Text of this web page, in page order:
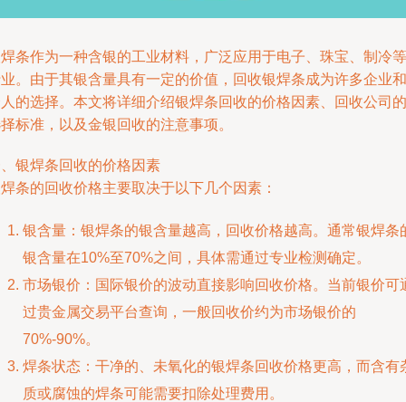
条作为一种含银的工业材料，广泛应用于电子、珠宝、制冷等
。由于其银含量具有一定的价值，回收银焊条成为许多企业和
的选择。本文将详细介绍银焊条回收的价格因素、回收公司的
标准，以及金银回收的注意事项。
银焊条回收的价格因素
条的回收价格主要取决于以下几个因素：
银含量：银焊条的银含量越高，回收价格越高。通常银焊条
银含量在10%至70%之间，具体需通过专业检测确定。
市场银价：国际银价的波动直接影响回收价格。当前银价可
过贵金属交易平台查询，一般回收价约为市场银价的
70%-90%。
焊条状态：干净的、未氧化的银焊条回收价格更高，而含有
质或腐蚀的焊条可能需要扣除处理费用。